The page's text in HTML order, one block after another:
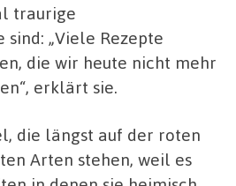
traurige
sind: „Viele Rezepte
die wir heute nicht mehr
erklärt sie.
die längst auf der roten
Arten stehen, weil es